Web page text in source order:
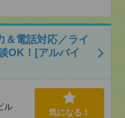
＆電話対応／ライ
OK！[アルバイ
ル
気になる！